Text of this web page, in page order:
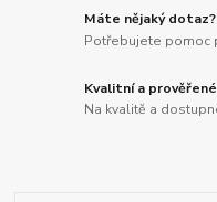
Máte nějaký
Potřebujete pomoc
Kvalitní a
Na kvalitě a